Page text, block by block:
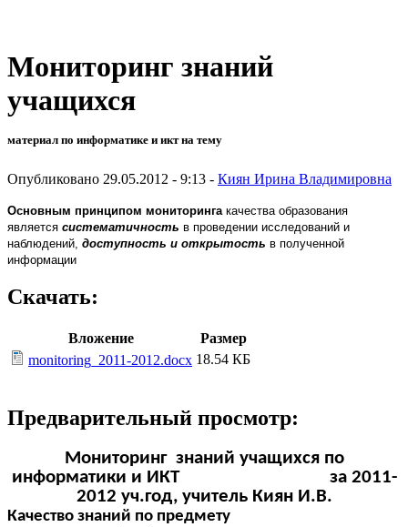
Мониторинг знаний
учащихся
материал по информатике и икт на тему
Опубликовано 29.05.2012 - 9:13 - Киян Ирина Владимировна
Основным принципом мониторинга качества образования
является систематичность в проведении исследований и
наблюдений, доступность и открытость в полученной
информации
Скачать:
Вложение
Размер
monitoring_2011-2012.docx 18.54 КБ
Предварительный просмотр:
Мониторинг знаний учащихся по
информатики и ИКТ за 2011-
2012 уч.год, учитель Киян И.В.
Качество знаний по предмету